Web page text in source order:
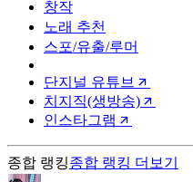
창작
노래 추천
스포/유출/루머
단지널 유튜브
치지직(생방송)
인스타그램
종합 랭킹종합 랭킹 더보기